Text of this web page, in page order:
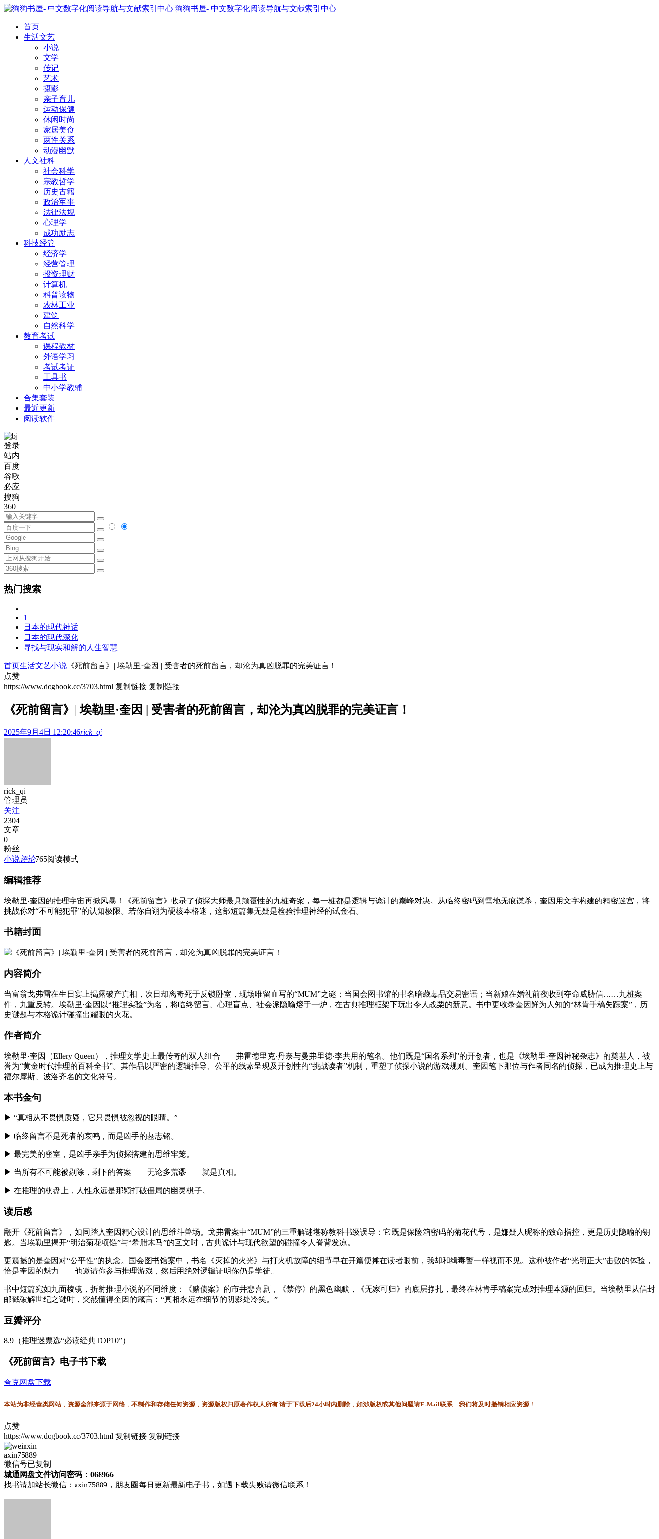
狗狗书屋- 中文数字化阅读导航与文献索引中心
首页
生活文艺
小说
文学
传记
艺术
摄影
亲子育儿
运动保健
休闲时尚
家居美食
两性关系
动漫幽默
人文社科
社会科学
宗教哲学
历史古籍
政治军事
法律法规
心理学
成功励志
科技经管
经济学
经营管理
投资理财
计算机
科普读物
农林工业
建筑
自然科学
教育考试
课程教材
外语学习
考试考证
工具书
中小学教辅
合集套装
最近更新
阅读软件
登录
站内
百度
谷歌
必应
搜狗
360
热门搜索
1
日本的现代神话
日本的现代深化
寻找与现实和解的人生智慧
首页生活文艺小说 《死前留言》| 埃勒里·奎因 | 受害者的死前留言，却沦为真凶脱罪的完美证言！
点赞
https://www.dogbook.cc/3703.html 复制链接 复制链接
《死前留言》| 埃勒里·奎因 | 受害者的死前留言，却沦为真凶脱罪的完美证言！
2025年9月4日 12:20:46rick_qi
rick_qi
管理员
关注
2304
文章
0
粉丝
小说评论765阅读模式
编辑推荐
埃勒里·奎因的推理宇宙再掀风暴！《死前留言》收录了侦探大师最具颠覆性的九桩奇案，每一桩都是逻辑与诡计的巅峰对决。从临终密码到雪地无痕谋杀，奎因用文字构建的精密迷宫，将
挑战你对“不可能犯罪”的认知极限。若你自诩为硬核本格迷，这部短篇集无疑是检验推理神经的试金石。
书籍封面
内容简介
当富翁戈弗雷在生日宴上揭露破产真相，次日却离奇死于反锁卧室，现场唯留血写的“MUM”之谜；当国会图书馆的书名暗藏毒品交易密语；当新娘在婚礼前夜收到夺命威胁信……九桩案
件，九重反转。埃勒里·奎因以“推理实验”为名，将临终留言、心理盲点、社会派隐喻熔于一炉，在古典推理框架下玩出令人战栗的新意。书中更收录奎因鲜为人知的“林肯手稿失踪案”，历
史谜题与本格诡计碰撞出耀眼的火花。
作者简介
埃勒里·奎因（Ellery Queen），推理文学史上最传奇的双人组合——弗雷德里克·丹奈与曼弗里德·李共用的笔名。他们既是“国名系列”的开创者，也是《埃勒里·奎因神秘杂志》的奠基人，被
誉为“黄金时代推理的百科全书”。其作品以严密的逻辑推导、公平的线索呈现及开创性的“挑战读者”机制，重塑了侦探小说的游戏规则。奎因笔下那位与作者同名的侦探，已成为推理史上与
福尔摩斯、波洛齐名的文化符号。
本书金句
▶ “真相从不畏惧质疑，它只畏惧被忽视的眼睛。”
▶ 临终留言不是死者的哀鸣，而是凶手的墓志铭。
▶ 最完美的密室，是凶手亲手为侦探搭建的思维牢笼。
▶ 当所有不可能被剔除，剩下的答案——无论多荒谬——就是真相。
▶ 在推理的棋盘上，人性永远是那颗打破僵局的幽灵棋子。
读后感
翻开《死前留言》，如同踏入奎因精心设计的思维斗兽场。戈弗雷案中“MUM”的三重解谜堪称教科书级误导：它既是保险箱密码的菊花代号，是嫌疑人昵称的致命指控，更是历史隐喻的钥
匙。当埃勒里揭开“明治菊花项链”与“希腊木马”的互文时，古典诡计与现代欲望的碰撞令人脊背发凉。
更震撼的是奎因对“公平性”的执念。国会图书馆案中，书名《灭掉的火光》与打火机故障的细节早在开篇便摊在读者眼前，我却和缉毒警一样视而不见。这种被作者“光明正大”击败的体验，
恰是奎因的魅力——他邀请你参与推理游戏，然后用绝对逻辑证明你仍是学徒。
书中短篇宛如九面棱镜，折射推理小说的不同维度：《赌债案》的市井悲喜剧，《禁停》的黑色幽默，《无家可归》的底层挣扎，最终在林肯手稿案完成对推理本源的回归。当埃勒里从信封
邮戳破解世纪之谜时，突然懂得奎因的箴言：“真相永远在细节的阴影处冷笑。”
豆瓣评分
8.9（推理迷票选“必读经典TOP10”）
《死前留言》电子书下载
夸克网盘下载
本站为非经营类网站，资源全部来源于网络，不制作和存储任何资源，资源版权归原著作权人所有,请于下载后24小时内删除，如涉版权或其他问题请E-Mail联系，我们将及时撤销相应资源！
点赞
https://www.dogbook.cc/3703.html 复制链接 复制链接
axin75889
微信号已复制
城通网盘文件访问密码：068966
找书请加站长微信：axin75889，朋友圈每日更新最新电子书，如遇下载失败请微信联系！